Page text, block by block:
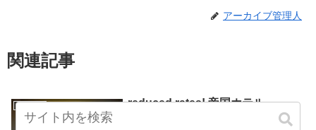
アーカイブ管理人
関連記事
ねる stay
reduced rates! 帝国ホテル